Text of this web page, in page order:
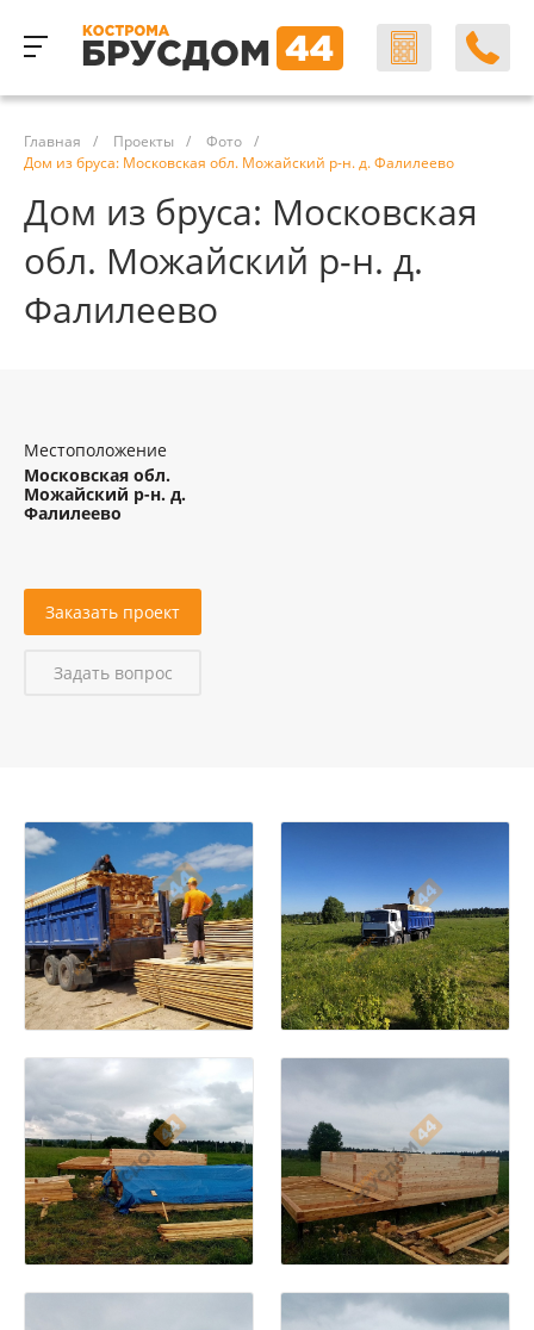
Главная / Проекты / Фото /
Дом из бруса: Московская обл. Можайский р-н. д. Фалилеево
Дом из бруса: Московская
обл. Можайский р-н. д.
Фалилеево
Местоположение
Московская обл.
Можайский р-н. д.
Фалилеево
Заказать проект
Задать вопрос